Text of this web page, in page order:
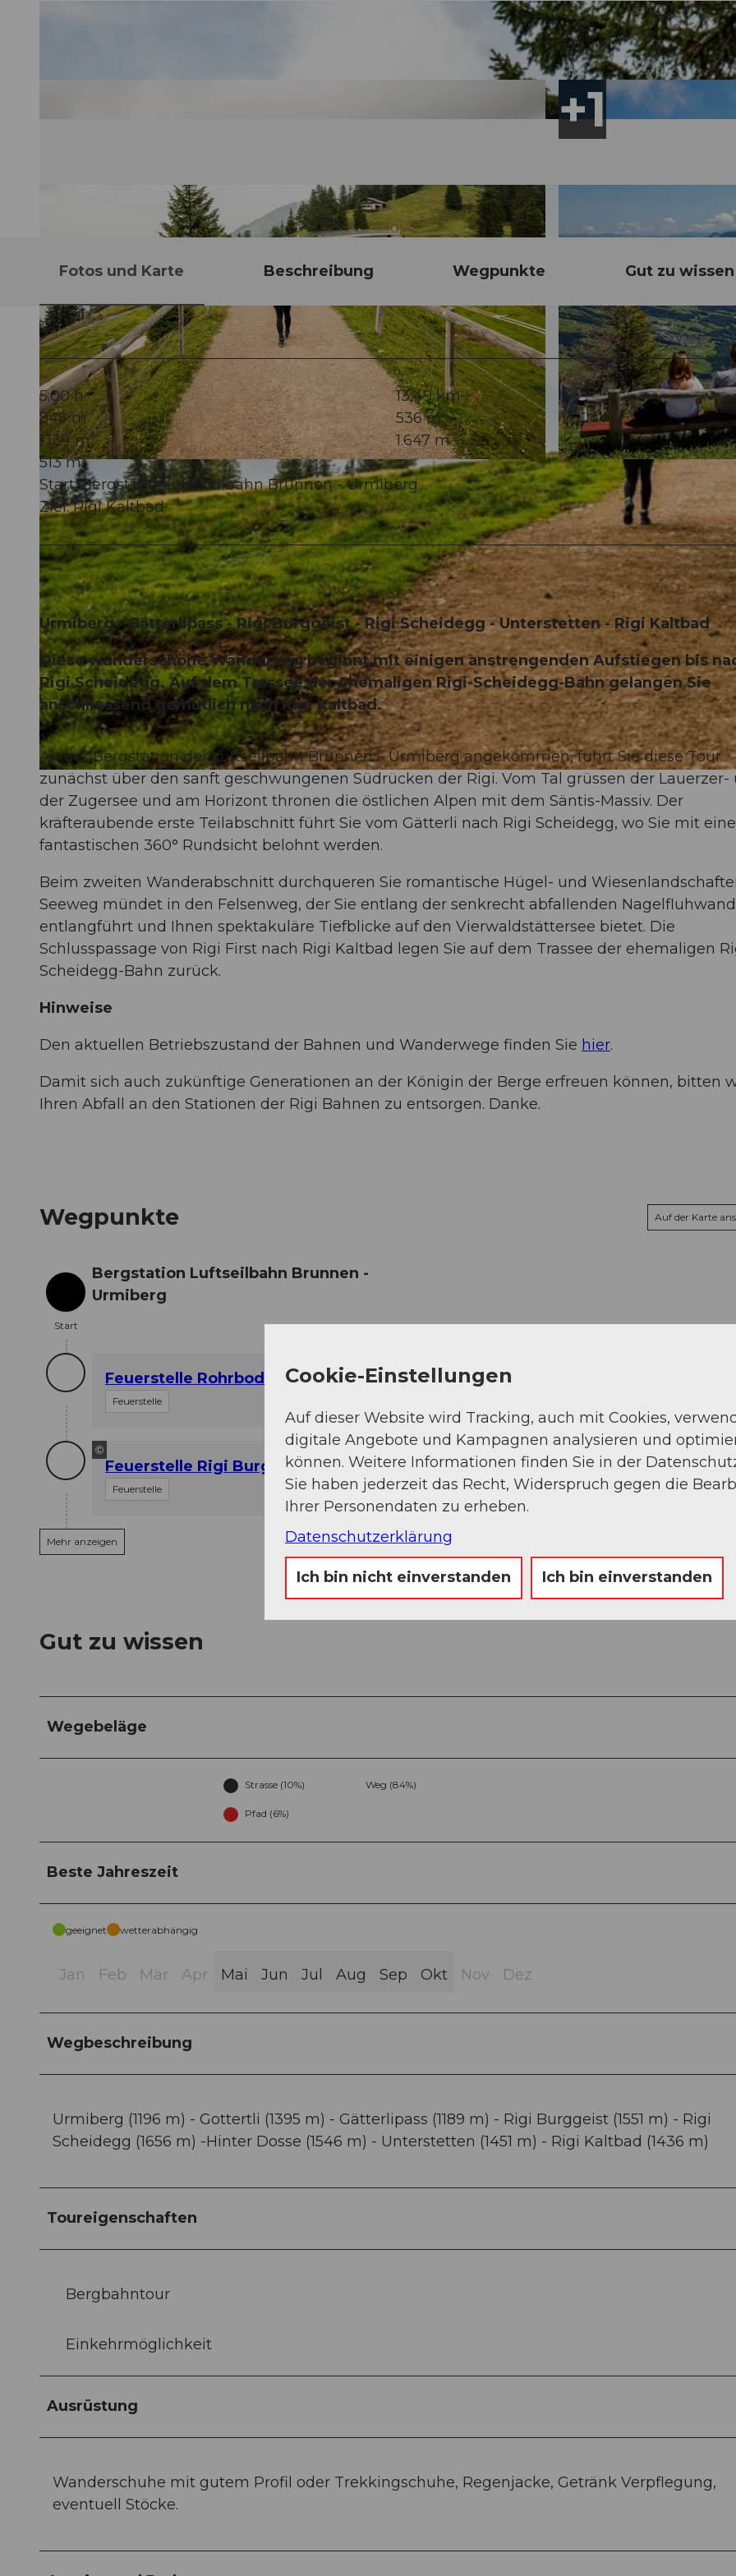
© Wanderblondies, RIGI BAHNEN AG
© Wanderblondies, RIGI BAHNEN AG © Emanuel Ammon/AURA
Fotos und Karte Beschreibung Wegpunkte Gut zu wissen
5:00 h
13,49 km
848 m
536 m
1.134 m
1.647 m
513 m
Start: Bergstation Luftseilbahn Brunnen - Urmiberg
Ziel: Rigi Kaltbad
Urmiberg - Gätterlipass - Rigi Burggeist - Rigi Scheidegg - Unterstetten - Rigi Kaltbad
Diese wunderschöne Wanderung beginnt mit einigen anstrengenden Aufstiegen bis
Rigi Scheidegg. Auf dem Trassee der ehemaligen Rigi-Scheidegg-Bahn gelangen Sie
anschliessend gemütlich nach Rigi Kaltbad.
An der Bergstation der Luftseilbahn Brunnen – Urmiberg angekommen, führt Sie diese Tour
zunächst über den sanft geschwungenen Südrücken der Rigi. Vom Tal grüssen der Lauerzer-
der Zugersee und am Horizont thronen die östlichen Alpen mit dem Säntis-Massiv. Der
kräfteraubende erste Teilabschnitt führt Sie vom Gätterli nach Rigi Scheidegg, wo Sie mit
fantastischen 360° Rundsicht belohnt werden.
Beim zweiten Wanderabschnitt durchqueren Sie romantische Hügel- und
Seeweg mündet in den Felsenweg, der Sie entlang der senkrecht abfallenden Nagelfluhwand
entlangführt und Ihnen spektakuläre Tiefblicke auf den Vierwaldstättersee bietet. Die
Schlusspassage von Rigi First nach Rigi Kaltbad legen Sie auf dem Trassee der ehemaligen
Scheidegg-Bahn zurück.
Hinweise
Den aktuellen Betriebszustand der Bahnen und Wanderwege finden Sie hier.
Damit sich auch zukünftige Generationen an der Königin der Berge erfreuen können, bitten
Ihren Abfall an den Stationen der Rigi Bahnen zu entsorgen. Danke.
Wegpunkte Auf der Karte
Start
Start
Bergstation Luftseilbahn Brunnen -
Urmiberg
Feuerstelle Rohrboden, Urmiberg
Feuerstelle
©
Feuerstelle Rigi Burggeist
Feuerstelle
Mehr anzeigen
Gut zu wissen
Wegebeläge
Strasse (10%) Weg (84%)
Pfad (6%)
Beste Jahreszeit
geeignet wetterabhängig
Jan Feb Mär Apr Mai Jun Jul Aug Sep Okt Nov Dez
Wegbeschreibung
Urmiberg (1196 m) - Gottertli (1395 m) - Gätterlipass (1189 m) - Rigi Burggeist (1551 m) - Rigi
Scheidegg (1656 m) -Hinter Dosse (1546 m) - Unterstetten (1451 m) - Rigi Kaltbad (1436 m)
Toureigenschaften
Bergbahntour
Einkehrmöglichkeit
Ausrüstung
Wanderschuhe mit gutem Profil oder Trekkingschuhe, Regenjacke, Getränk Verpflegung,
eventuell Stöcke.
Cookie-Einstellungen
Auf dieser Website wird Tracking, auch mit Cookies,
digitale Angebote und Kampagnen analysieren und
können. Weitere Informationen finden Sie in der
Sie haben jederzeit das Recht, Widerspruch gegen die
Ihrer Personendaten zu erheben.
Datenschutzerklärung
Ich bin nicht einverstanden Ich bin einverstanden